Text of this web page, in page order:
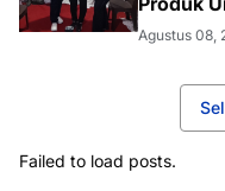
Agustus 08,
Failed to load posts.